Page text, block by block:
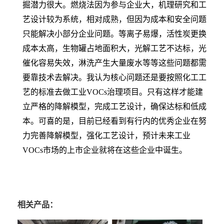
掘潜力很大。燃烧法因为参与企业大，机理研究和工
艺设计较为系统，相对成熟，但因为成本和安全问题
只能解决小部分企业问题。等离子易爆，活性炭更换
成本太高，生物罐占地面积大，光解工艺不达标，光
催化容易失效，淋洗产生大量废水等等这些问题都需
要靠技术去解决。我认为核心问题还是要按照化工工
艺的标准去做工业VOCs治理项目。只有这样才能建
立严格的降解模型，完成工艺设计，确保达标和低成
本。可喜的是，目前已经看到有行内的优秀企业在努
力完善降解模型，强化工艺设计，预计未来工业
VOCs市场的上市企业就将在这些企业中诞生。
相关产品：